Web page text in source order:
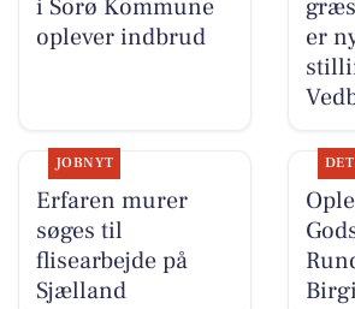
i Sorø Kommune
oplever indbrud
er
JOBNYT
Erfaren murer
søges til
flisearbejde på
Sjælland